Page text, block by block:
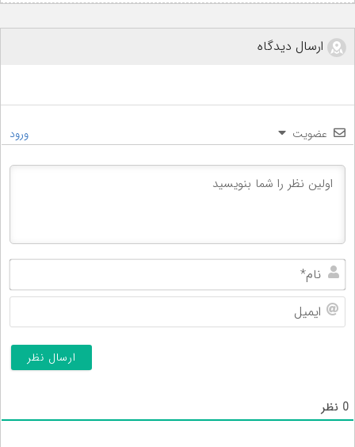
ارسال دیدگاه
عضویت ورود
0 نظر